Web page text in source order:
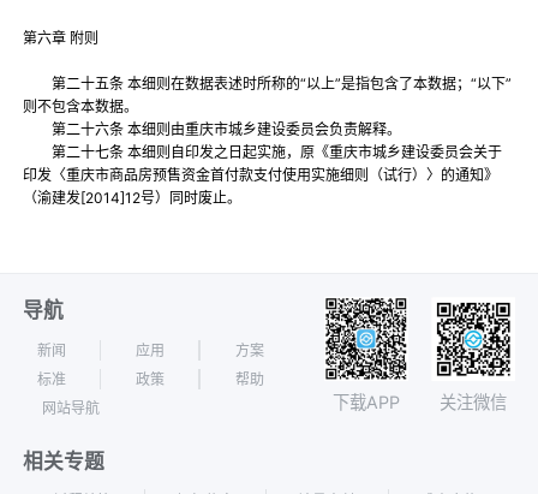
第六章 附则
第二十五条 本细则在数据表述时所称的“以上”是指包含了本数据；“以下”
则不包含本数据。
第二十六条 本细则由重庆市城乡建设委员会负责解释。
第二十七条 本细则自印发之日起实施，原《重庆市城乡建设委员会关于
印发〈重庆市商品房预售资金首付款支付使用实施细则（试行）〉的通知》
（渝建发[2014]12号）同时废止。
导航
新闻 应用
方案
标准
政策
帮助
网站导航
下载APP 关注微信
相关专题